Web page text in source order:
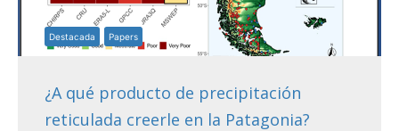
Destacada Papers
¿A qué producto de precipitación
reticulada creerle en la Patagonia?